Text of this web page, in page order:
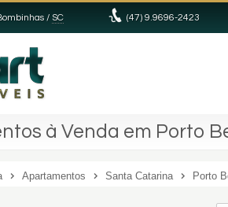
/ SC (47) 9.9696-2423
à Venda em Porto
Apartamentos Santa Catarina Porto